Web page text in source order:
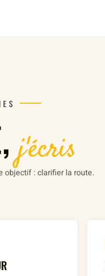
j'écris
objectif : clarifier la route.